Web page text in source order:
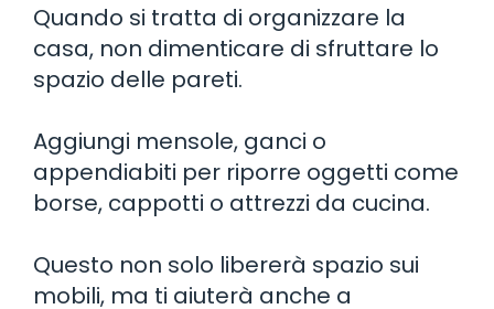
Quando si tratta di organizzare la
casa, non dimenticare di sfruttare lo
spazio delle pareti.
Aggiungi mensole, ganci o
appendiabiti per riporre oggetti come
borse, cappotti o attrezzi da cucina.
Questo non solo libererà spazio sui
mobili, ma ti aiuterà anche a